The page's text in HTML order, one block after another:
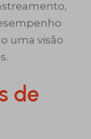
uma visão
de